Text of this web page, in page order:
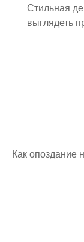
Стильная
выглядеть
Как опоздание